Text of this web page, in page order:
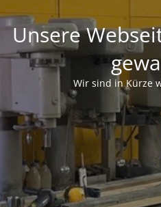
Unsere
Wir sind in Kürze